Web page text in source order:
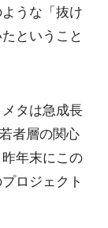
うな「抜け
ということ
タは急成長
者層の関心
年末にこの
ロジェクト